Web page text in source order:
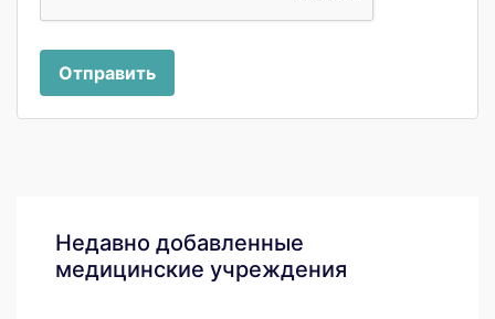
Отправить
Недавно добавленные
медицинские учреждения